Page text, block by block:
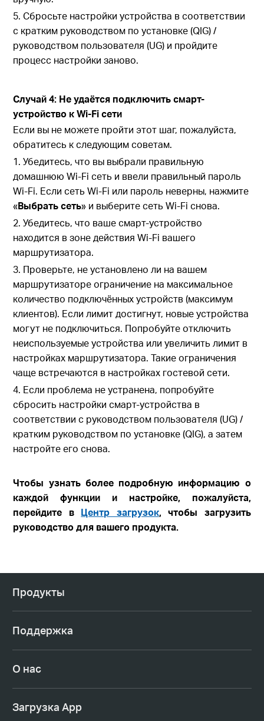
5. Сбросьте настройки устройства в соответствии
с кратким руководством по установке (QIG) /
руководством пользователя (UG) и пройдите
процесс настройки заново.
Случай 4: Не удаётся подключить смарт-
устройство к Wi-Fi сети
Если вы не можете пройти этот шаг, пожалуйста,
обратитесь к следующим советам.
1. Убедитесь, что вы выбрали правильную
домашнюю Wi-Fi сеть и ввели правильный пароль
Wi-Fi. Если сеть Wi-Fi или пароль неверны, нажмите
«Выбрать сеть» и выберите сеть Wi-Fi снова.
2. Убедитесь, что ваше смарт-устройство
находится в зоне действия Wi-Fi вашего
маршрутизатора.
3. Проверьте, не установлено ли на вашем
маршрутизаторе ограничение на максимальное
количество подключённых устройств (максимум
клиентов). Если лимит достигнут, новые устройства
могут не подключиться. Попробуйте отключить
неиспользуемые устройства или увеличить лимит в
настройках маршрутизатора. Такие ограничения
чаще встречаются в настройках гостевой сети.
4. Если проблема не устранена, попробуйте
сбросить настройки смарт-устройства в
соответствии с руководством пользователя (UG) /
кратким руководством по установке (QIG), а затем
настройте его снова.
Чтобы узнать более подробную информацию о
каждой функции и настройке, пожалуйста,
перейдите в Центр загрузок, чтобы загрузить
руководство для вашего продукта.
Продукты
Поддержка
О нас
Загрузка App